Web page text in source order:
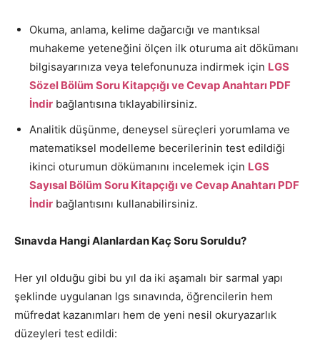
Okuma, anlama, kelime dağarcığı ve mantıksal
muhakeme yeteneğini ölçen ilk oturuma ait dökümanı
bilgisayarınıza veya telefonunuza indirmek için LGS
Sözel Bölüm Soru Kitapçığı ve Cevap Anahtarı PDF
İndir bağlantısına tıklayabilirsiniz.
Analitik düşünme, deneysel süreçleri yorumlama ve
matematiksel modelleme becerilerinin test edildiği
ikinci oturumun dökümanını incelemek için LGS
Sayısal Bölüm Soru Kitapçığı ve Cevap Anahtarı PDF
İndir bağlantısını kullanabilirsiniz.
Sınavda Hangi Alanlardan Kaç Soru Soruldu?
Her yıl olduğu gibi bu yıl da iki aşamalı bir sarmal yapı
şeklinde uygulanan lgs sınavında, öğrencilerin hem
müfredat kazanımları hem de yeni nesil okuryazarlık
düzeyleri test edildi: